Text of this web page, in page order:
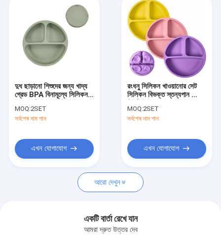
আমাদের সম্পর্কে
কারখানা ভ্রমণ
যোগাযোগ করুন
মামলা
দুধ ছাড়ানো শিশুদের জন্য খাদ্য
গ্রেড BPA বিনামূল্যে সিলিকন
MOQ:2SET
সর্বশেষ দাম পান
এখন যোগাযোগ
রংধনু সিলিকন খাওয়ানোর সেট
সিলিকন বিভক্ত স্তন্যপান প্লেট
MOQ:2SET
সর্বশেষ দাম পান
এখন যোগাযোগ
আরো দেখুন
একটি বার্তা রেখে যান
আমরা দ্রুত উত্তর দেব